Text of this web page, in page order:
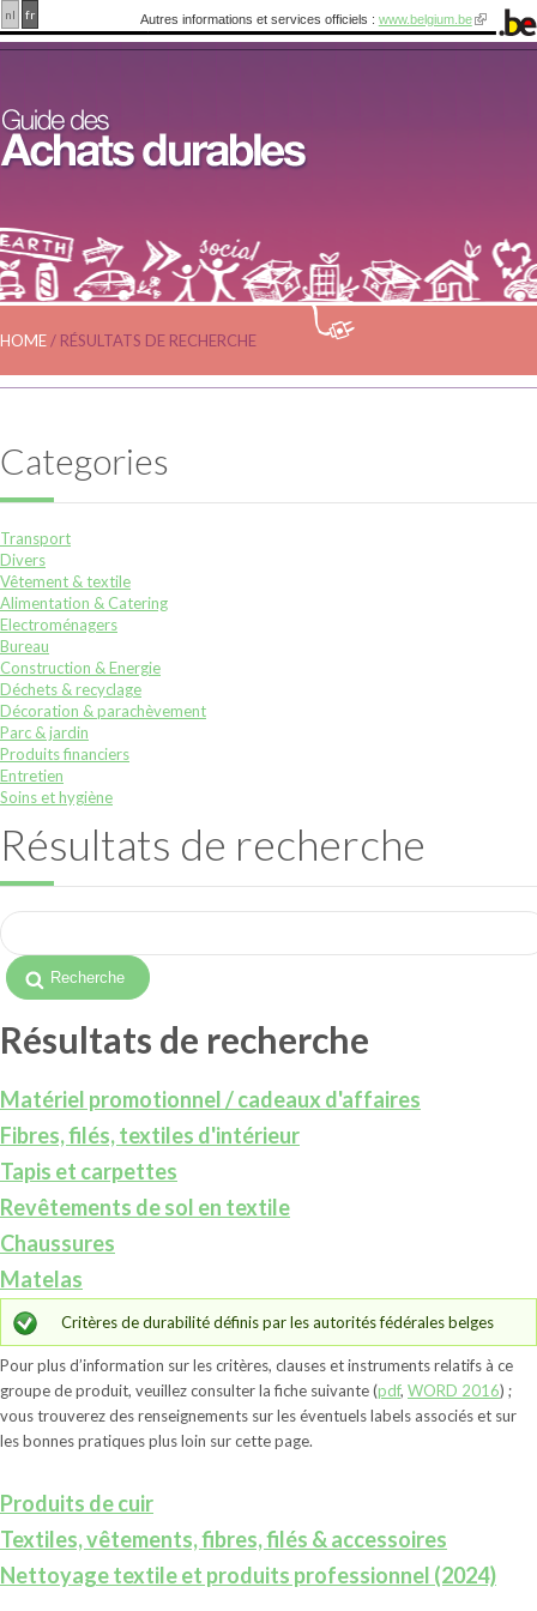
nl fr Autres informations et services officiels : www.belgium.be
HOME / RÉSULTATS DE RECHERCHE
Categories
Transport
Divers
Vêtement & textile
Alimentation & Catering
Electroménagers
Bureau
Construction & Energie
Déchets & recyclage
Décoration & parachèvement
Parc & jardin
Produits financiers
Entretien
Soins et hygiène
Résultats de recherche
Résultats de recherche
Matériel promotionnel / cadeaux d'affaires
Fibres, filés, textiles d'intérieur
Tapis et carpettes
Revêtements de sol en textile
Chaussures
Matelas
Critères de durabilité définis par les autorités fédérales belges
Pour plus d’information sur les critères, clauses et instruments relatifs à ce
groupe de produit, veuillez consulter la fiche suivante (pdf, WORD 2016) ;
vous trouverez des renseignements sur les éventuels labels associés et sur
les bonnes pratiques plus loin sur cette page.
Produits de cuir
Textiles, vêtements, fibres, filés & accessoires
Nettoyage textile et produits professionnel (2024)